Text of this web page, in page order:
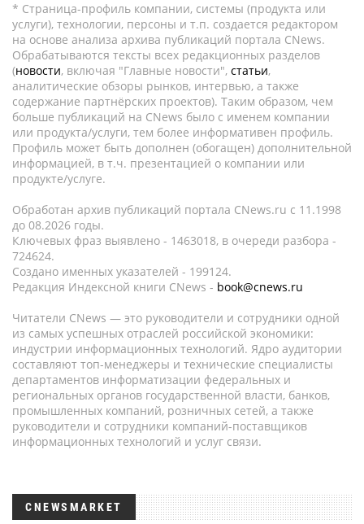
* Страница-профиль компании, системы (продукта или
услуги), технологии, персоны и т.п. создается редактором
на основе анализа архива публикаций портала CNews.
Обрабатываются тексты всех редакционных разделов
(новости, включая "Главные новости", статьи,
аналитические обзоры рынков, интервью, а также
содержание партнёрских проектов). Таким образом, чем
больше публикаций на CNews было с именем компании
или продукта/услуги, тем более информативен профиль.
Профиль может быть дополнен (обогащен) дополнительной
информацией, в т.ч. презентацией о компании или
продукте/услуге.
Обработан архив публикаций портала CNews.ru c 11.1998
до 08.2026 годы.
Ключевых фраз выявлено - 1463018, в очереди разбора -
724624.
Создано именных указателей - 199124.
Редакция Индексной книги CNews - book@cnews.ru
Читатели CNews — это руководители и сотрудники одной
из самых успешных отраслей российской экономики:
индустрии информационных технологий. Ядро аудитории
составляют топ-менеджеры и технические специалисты
департаментов информатизации федеральных и
региональных органов государственной власти, банков,
промышленных компаний, розничных сетей, а также
руководители и сотрудники компаний-поставщиков
информационных технологий и услуг связи.
CNEWSMARKET